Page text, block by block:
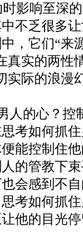
影响至深
不乏很多
，它们“来
真实的两性
际的浪漫
人的心？控
如何抓住
能控制住
的管教下
会感到不
考如何抓
他的目光